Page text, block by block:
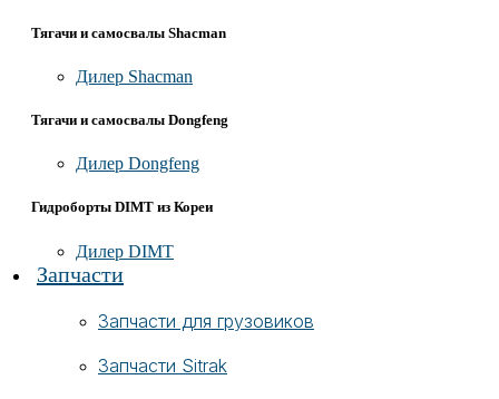
Тягачи и самосвалы Shacman
Дилер Shacman
Тягачи и самосвалы Dongfeng
Дилер Dongfeng
Гидроборты DIMT из Кореи
Дилер DIMT
Запчасти
Запчасти для грузовиков
Запчасти Sitrak